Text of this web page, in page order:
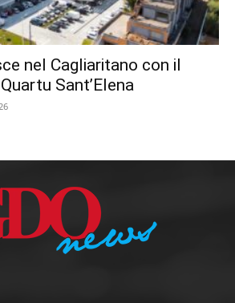
nel Cagliaritano con il
Sant’Elena